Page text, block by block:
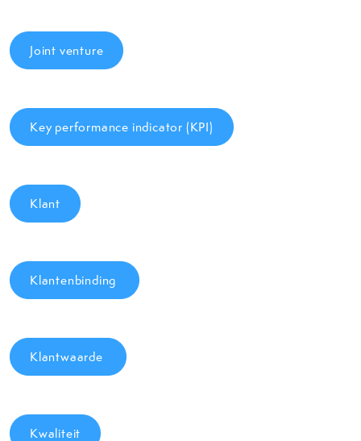
Joint venture
Key performance indicator (KPI)
Klant
Klantenbinding
Klantwaarde
Kwaliteit